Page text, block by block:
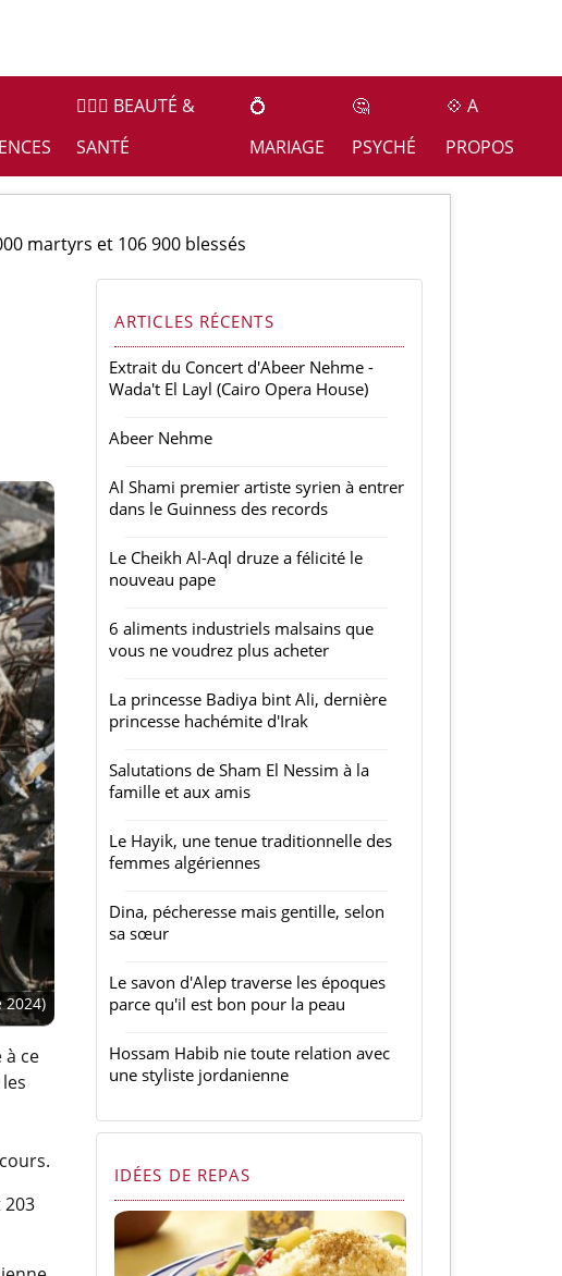
👩🏻‍⚕️ BEAUTÉ &
SANTÉ
💍
MARIAGE
🤔
PSYCHÉ
💠 A
PROPOS
martyrs et 106 900 blessés
à ce
ARTICLES RÉCENTS
Extrait du Concert d'Abeer Nehme -
Wada't El Layl (Cairo Opera House)
Abeer Nehme
Al Shami premier artiste syrien à entrer
dans le Guinness des records
Le Cheikh Al-Aql druze a félicité le
nouveau pape
6 aliments industriels malsains que
vous ne voudrez plus acheter
La princesse Badiya bint Ali, dernière
princesse hachémite d'Irak
Salutations de Sham El Nessim à la
famille et aux amis
Le Hayik, une tenue traditionnelle des
femmes algériennes
Dina, pécheresse mais gentille, selon
sa sœur
Le savon d'Alep traverse les époques
parce qu'il est bon pour la peau
Hossam Habib nie toute relation avec
une styliste jordanienne
IDÉES DE REPAS